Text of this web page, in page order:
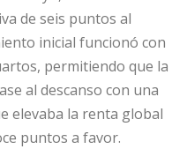
de seis puntos al
inicial funcionó con
permitiendo que la
al descanso con una
elevaba la renta global
puntos a favor.